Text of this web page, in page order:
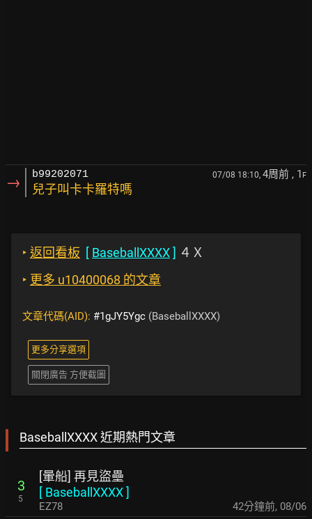
→ b99202071 07/08 18:10, 4周前 , 1 F
兒子叫卡卡羅特嗎
‣ 返回看板 [ BaseballXXXX] ４Ｘ
‣ 更多 u10400068 的文章
文章代碼(AID): #1gJY5Ygc (BaseballXXXX)
更多分享選項
關閉廣告 方便截圖
BaseballXXXX 近期熱門文章
3
5
[暈船] 再見盜壘
[ BaseballXXXX]
EZ78 42分鐘前, 08/06